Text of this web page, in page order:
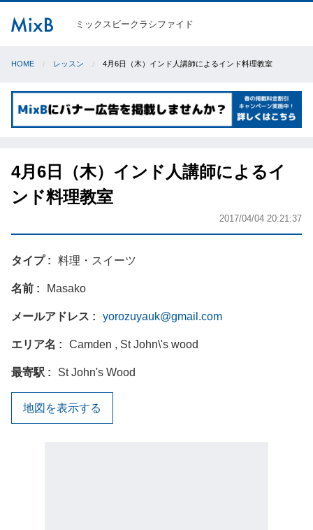
ミックスビークラシファイド
HOME レッスン 4月6日（木）インド人講師によるインド料理教室
4月6日（木）インド人講師によるイ
ンド料理教室
2017/04/04 20:21:37
タイプ 料理・スイーツ
名前 Masako
メールアドレス yorozuyauk@gmail.com
エリア名 Camden , St John\'s wood
最寄駅 St John's Wood
地図を表示する